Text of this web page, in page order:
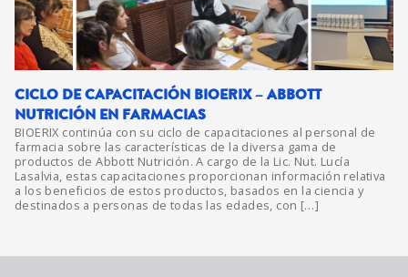
CICLO DE CAPACITACIÓN BIOERIX – ABBOTT
NUTRICIÓN EN FARMACIAS
BIOERIX continúa con su ciclo de capacitaciones al personal de
farmacia sobre las características de la diversa gama de
productos de Abbott Nutrición. A cargo de la Lic. Nut. Lucía
Lasalvia, estas capacitaciones proporcionan información relativa
a los beneficios de estos productos, basados en la ciencia y
destinados a personas de todas las edades, con […]